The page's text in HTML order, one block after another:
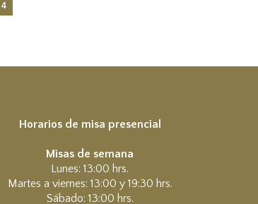
4
Horarios de misa presencial
Misas de semana
Lunes: 13:00 hrs.
Martes a viernes: 13:00 y 19:30 hrs.
Sábado: 13:00 hrs.